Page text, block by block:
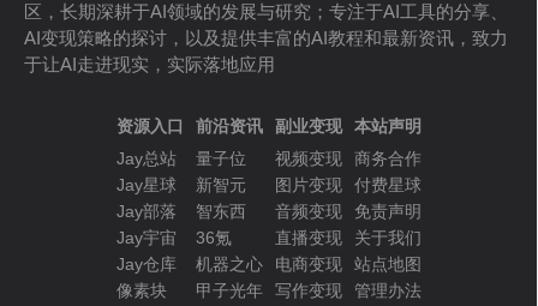
区，长期深耕于AI领域的发展与研究；专注于AI工具的分享、
AI变现策略的探讨，以及提供丰富的AI教程和最新资讯，致力
于让AI走进现实，实际落地应用
资源入口
Jay总站
Jay星球
Jay部落
Jay宇宙
Jay仓库
像素块
前沿资讯
量子位
新智元
智东西
36氪
机器之心
甲子光年
副业变现
视频变现
图片变现
音频变现
直播变现
电商变现
写作变现
本站声明
商务合作
付费星球
免责声明
关于我们
站点地图
管理办法